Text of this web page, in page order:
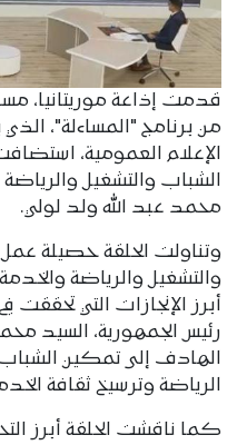
قدمت إذاعة موريتانيا،
من برنامج "المساءلة"،
الإعلام العمومية،
الشباب والتشغيل والرياضة
محمد عبد الله ولد لولي.
وتناولت الحلقة حصيلة
والتشغيل والرياضة
أبرز الإنجازات التي تحققت
رئيس الجمهورية، السيد
الهادف إلى تمكين
الرياضة وترسيخ ثقافة
كما ناقشت الحلقة أبرز